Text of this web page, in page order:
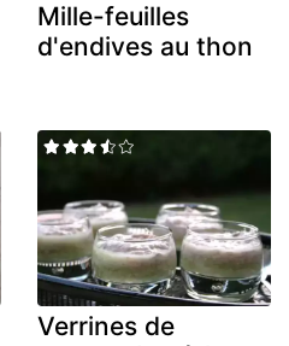
Mille-feuilles
d'endives au thon
Verrines de